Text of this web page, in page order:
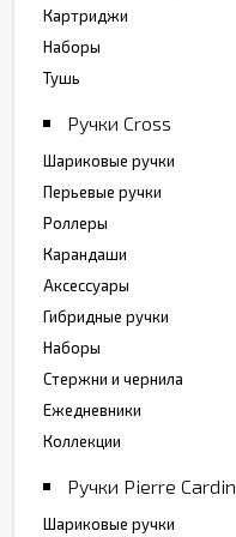
Картриджи
Наборы
Тушь
Ручки Cross
Шариковые ручки
Перьевые ручки
Роллеры
Карандаши
Аксессуары
Гибридные ручки
Наборы
Стержни и чернила
Ежедневники
Коллекции
Ручки Pierre Cardin
Шариковые ручки